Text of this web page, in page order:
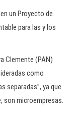
un Proyecto de
para las y los
Clemente (PAN)
como
separadas”, ya que
son microempresas.